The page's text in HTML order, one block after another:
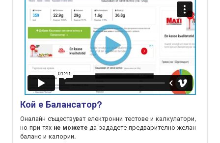
Кой е Балансатор?
Оналайн съществуват електронни тестове и калкулатори,
но при тях не можете да зададете предварително желан
баланс и калории.